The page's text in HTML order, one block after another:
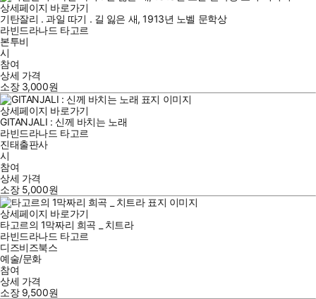
상세페이지 바로가기
기탄잘리 . 과일 따기 . 길 잃은 새, 1913년 노벨 문학상
라빈드라나드 타고르
본투비
시
참여
상세 가격
소장 3,000원
상세페이지 바로가기
GITANJALI : 신께 바치는 노래
라빈드라나드 타고르
진태출판사
시
참여
상세 가격
소장 5,000원
상세페이지 바로가기
타고르의 1막짜리 희곡 _ 치트라
라빈드라나드 타고르
디즈비즈북스
예술/문화
참여
상세 가격
소장 9,500원